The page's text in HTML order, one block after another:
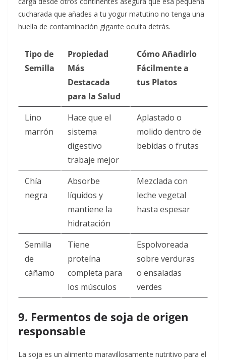
cucharada que añades a tu yogur matutino no tenga una
huella de contaminación gigante oculta detrás.
Tipo de
Semilla
Propiedad
Más
Destacada
para la Salud
Cómo Añadirlo
Fácilmente a
tus Platos
Lino
marrón
Hace que el
sistema
digestivo
trabaje mejor
Aplastado o
molido dentro de
bebidas o frutas
Chía
negra
Absorbe
líquidos y
mantiene la
hidratación
Mezclada con
leche vegetal
hasta espesar
Semilla
de
cáñamo
Tiene
proteína
completa para
los músculos
Espolvoreada
sobre verduras
o ensaladas
verdes
9. Fermentos de soja de origen
responsable
La soja es un alimento maravillosamente nutritivo para el